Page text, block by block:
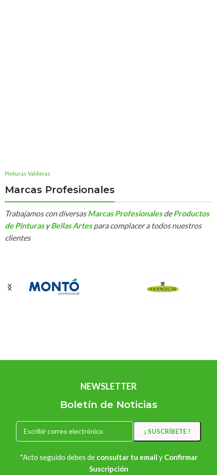
Pinturas Valderas
Marcas Profesionales
Trabajamos con diversasMarcas Profesionales deProductos
de Pinturas yBellas Artespara complacer a todos nuestros
clientes
NEWSLETTER
Boletín de Noticias
*Acto seguido debes de consultar tu email y Confirmar
Suscripción